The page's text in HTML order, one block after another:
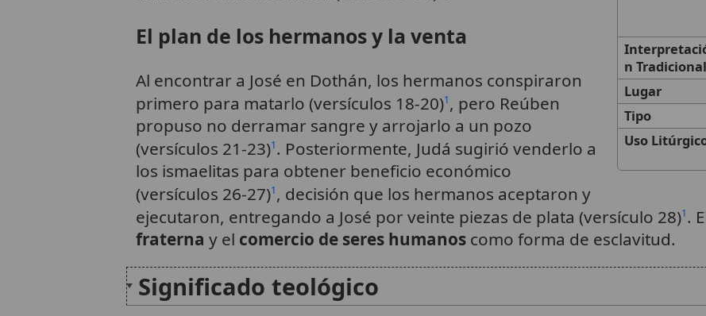
n Tradicional
Lugar
Tipo
Uso
El plan de los hermanos y la venta
Al encontrar a José en Dothán, los hermanos conspiraron
primero para matarlo (versículos 18-20)1, pero Reúben
propuso no derramar sangre y arrojarlo a un pozo
(versículos 21-23)1. Posteriormente, Judá sugirió venderlo a
los ismaelitas para obtener beneficio económico
(versículos 26-27)1, decisión que los hermanos aceptaron y
ejecutaron, entregando a José por veinte piezas de plata (versículo 28)1.
fraterna y el comercio de seres humanoscomo forma de esclavitud.
Significado teológico